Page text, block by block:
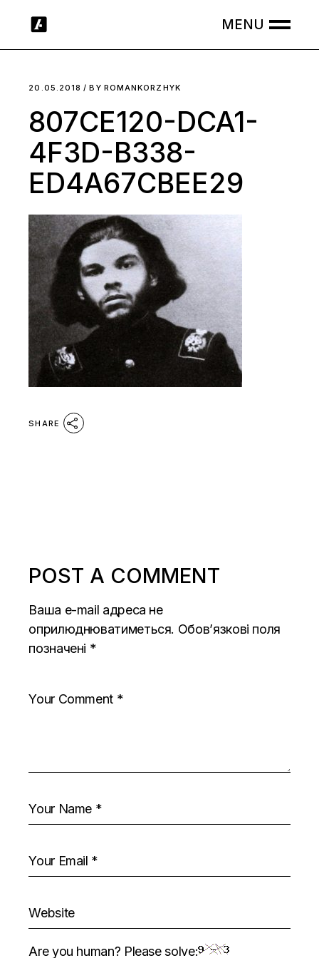
20.05.2018 BY ROMANKORZHYK
807CE120-DCA1-
4F3D-B338-
ED4A67CBEE29
SHARE
POST A COMMENT
Ваша e-mail адреса не
оприлюднюватиметься. Обов’язкові поля
позначені *
Are you human? Please solve: